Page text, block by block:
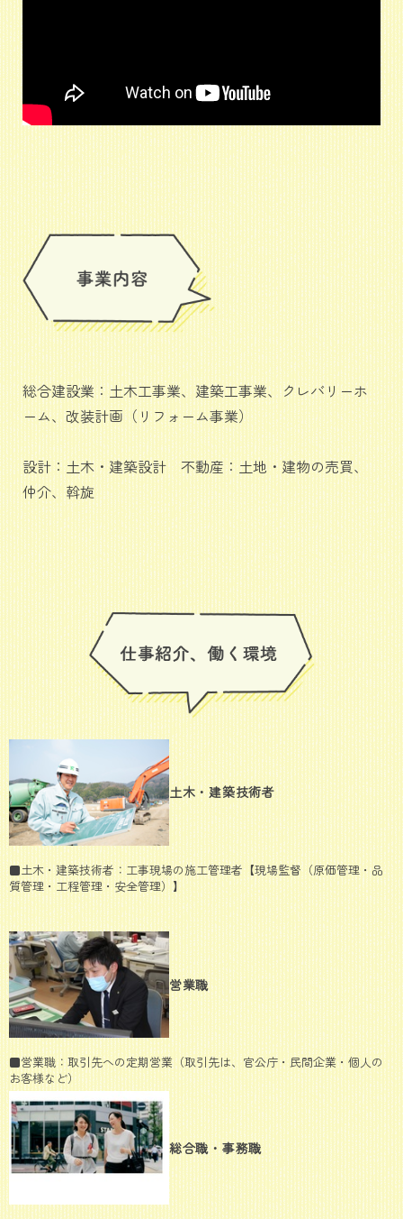
総合建設業：土木工事業、建築工事業、クレバリーホ
ーム、改装計画（リフォーム事業）
設計：土木・建築設計 不動産：土地・建物の売買、
仲介、斡旋
土木・建築技術者
■土木・建築技術者：工事現場の施工管理者【現場監督（原価管理・品
質管理・工程管理・安全管理）】
営業職
■営業職：取引先への定期営業（取引先は、官公庁・民間企業・個人の
お客様など）
総合職・事務職